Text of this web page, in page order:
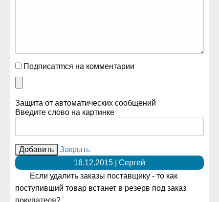
Подписатmся на комментарии
Защита от автоматических сообщений
Введите слово на картинке
Закрыть
16.12.2015 | Сергей
Если удалить заказы поставщику - то как
поступивший товар встанет в резерв под заказ
покупателя?